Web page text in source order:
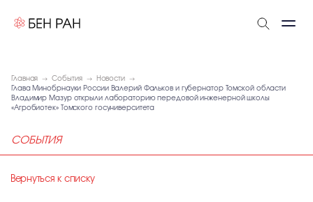
Главная События
Новости
Глава Минобрнауки России Валерий Фальков и губернатор Томской области
Владимир Мазур открыли лабораторию передовой инженерной школы
«Агробиотек» Томского госуниверситета
СОБЫТИЯ
Вернуться к списку